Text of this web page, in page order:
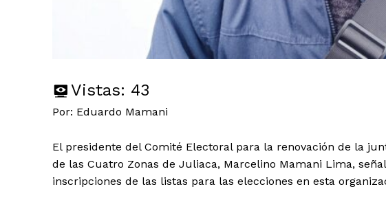
Vistas: 43
Por: Eduardo Mamani
El presidente del Comité Electoral para la renovación de la
de las Cuatro Zonas de Juliaca, Marcelino Mamani Lima,
inscripciones de las listas para las elecciones en esta